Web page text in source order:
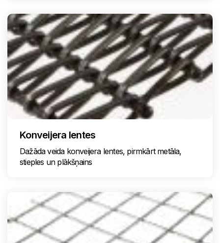
Konveijera lentes
Dažāda veida konveijera lentes, pirmkārt metāla,
stieples un plākšņains